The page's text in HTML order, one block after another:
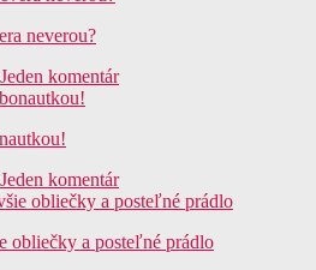
neverou?
Jeden komentár
Jeden komentár
obliečky a posteľné prádlo